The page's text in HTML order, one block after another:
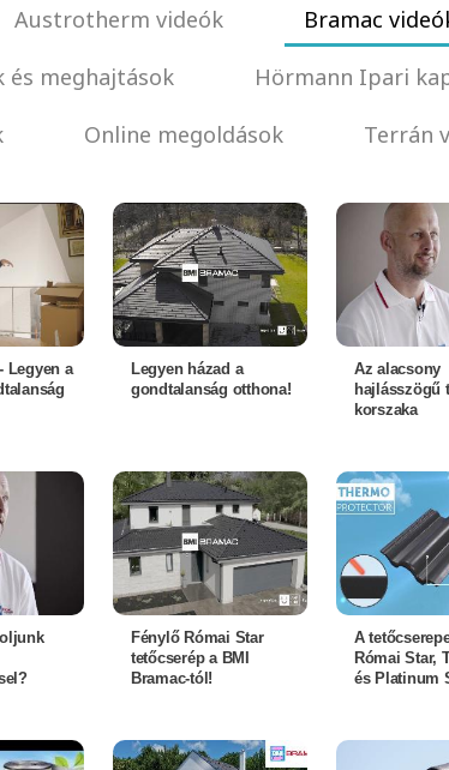
Austrotherm videók
Bramac
és meghajtások
Hörmann Ipari
Online megoldások Terrán
Legyen a
Legyen házad a
gondtalanság otthona!
Az alacsony
hajlásszögű
korszaka
Fénylő Római Star
tetőcserép a BMI
Bramac-tól!
A
Római Star,
és Platinum